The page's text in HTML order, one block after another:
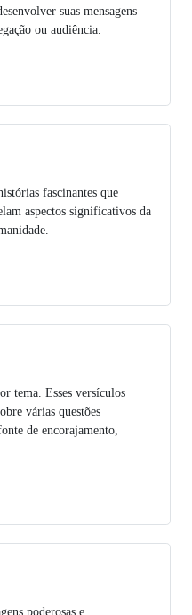
suas mensagens
ou audiência.
fascinantes que
aspectos significativos da
tema. Esses versículos
várias questões
de encorajamento,
poderosas e